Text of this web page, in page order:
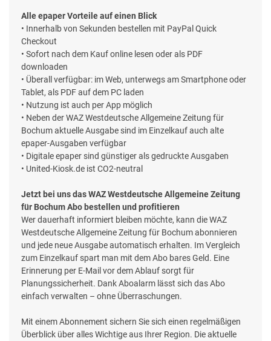
Alle epaper Vorteile auf einen Blick
• Innerhalb von Sekunden bestellen mit PayPal Quick
Checkout
• Sofort nach dem Kauf online lesen oder als PDF
downloaden
• Überall verfügbar: im Web, unterwegs am Smartphone oder
Tablet, als PDF auf dem PC laden
• Nutzung ist auch per App möglich
• Neben der WAZ Westdeutsche Allgemeine Zeitung für
Bochum aktuelle Ausgabe sind im Einzelkauf auch alte
epaper-Ausgaben verfügbar
• Digitale epaper sind günstiger als gedruckte Ausgaben
• United-Kiosk.de ist CO2-neutral
Jetzt bei uns das WAZ Westdeutsche Allgemeine Zeitung
für Bochum Abo bestellen und profitieren
Wer dauerhaft informiert bleiben möchte, kann die WAZ
Westdeutsche Allgemeine Zeitung für Bochum abonnieren
und jede neue Ausgabe automatisch erhalten. Im Vergleich
zum Einzelkauf spart man mit dem Abo bares Geld. Eine
Erinnerung per E-Mail vor dem Ablauf sorgt für
Planungssicherheit. Dank Aboalarm lässt sich das Abo
einfach verwalten – ohne Überraschungen.
Mit einem Abonnement sichern Sie sich einen regelmäßigen
Überblick über alles Wichtige aus Ihrer Region. Die aktuelle